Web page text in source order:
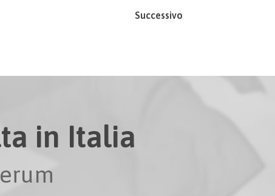
Successivo
in Italia